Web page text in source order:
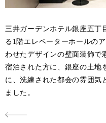
三井ガーデンホテル銀座五丁
る1階エレベーターホールの
わせたデザインの壁面装飾で
宿泊された方に、銀座の土地
に、洗練された都会の雰囲気
ました。